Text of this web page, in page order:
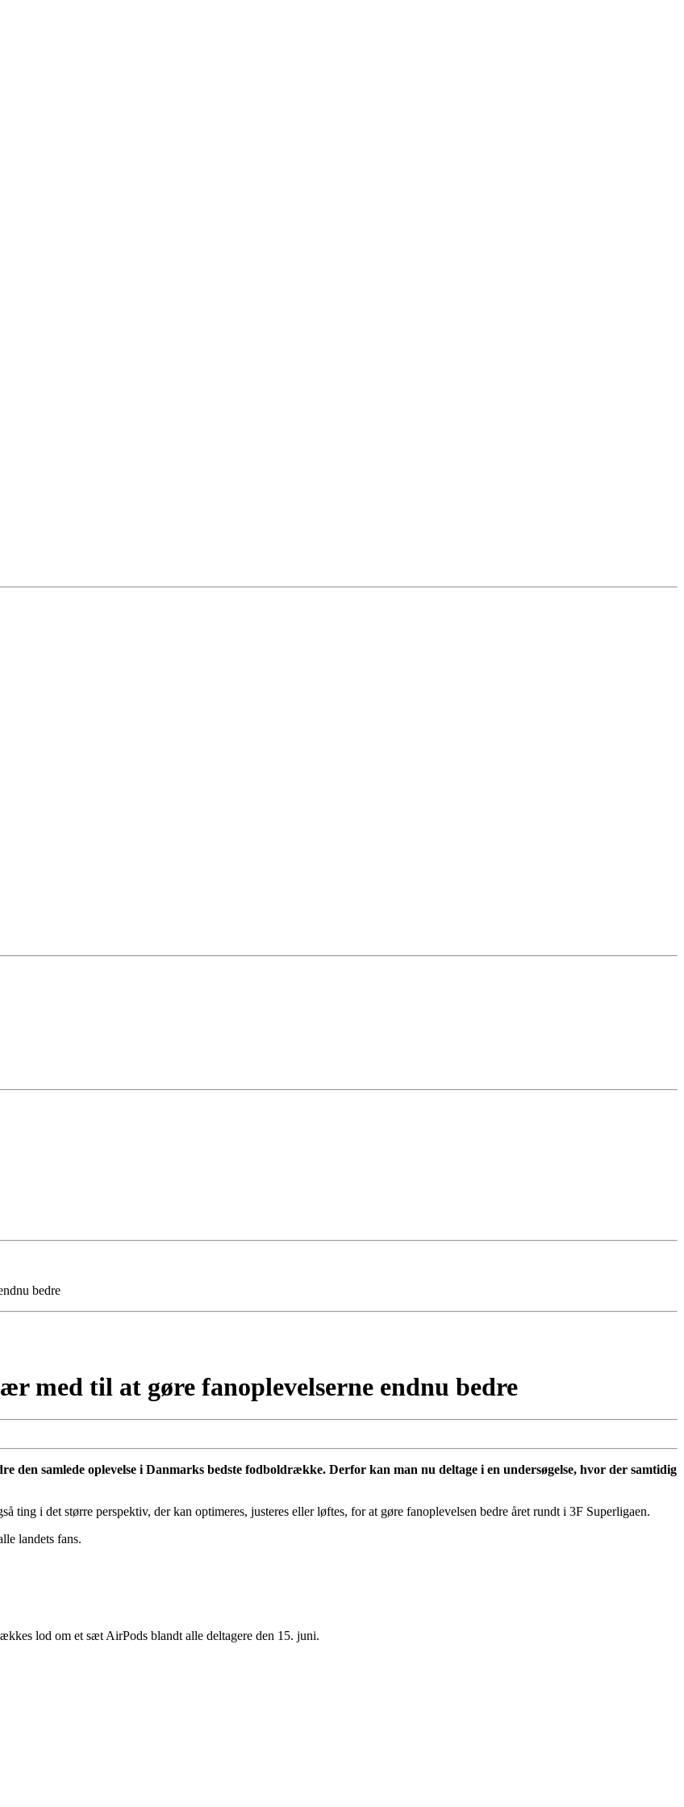
bedre
med til at gøre fanoplevelserne endnu bedre
den samlede oplevelse i Danmarks bedste fodboldrække. Derfor kan man nu deltage i en undersøgelse, hvor der samtidig
ting i det større perspektiv, der kan optimeres, justeres eller løftes, for at gøre fanoplevelsen bedre året rundt i 3F Superligaen.
landets fans.
lod om et sæt AirPods blandt alle deltagere den 15. juni.